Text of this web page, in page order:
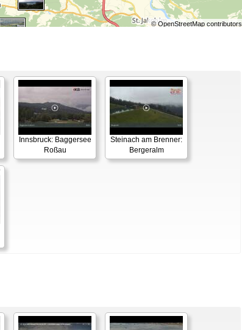
©OpenStreetMapcontributors.
Innsbruck: Baggersee
Roßau
Steinach am Brenner:
Bergeralm